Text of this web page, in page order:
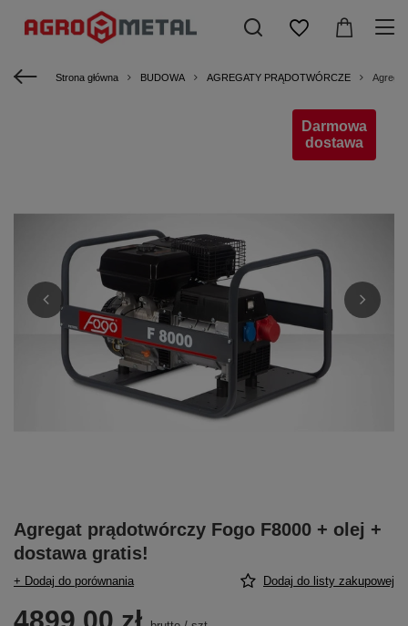
Strona główna BUDOWA AGREGATY PRĄDOTWÓRCZE
Darmowa
dostawa
Agregat prądotwórczy Fogo F8000 + olej +
dostawa gratis!
+ Dodaj do porównania Dodaj do listy zakupowej